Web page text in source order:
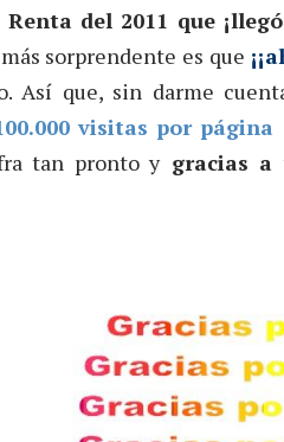
del 2011 que
sorprendente es que
Así que, sin darme
visitas por página
tan pronto ygracias a